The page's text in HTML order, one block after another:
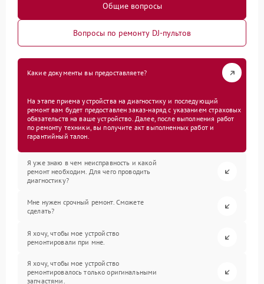
Общие вопросы
Вопросы по ремонту DJ-пультов
Какие документы вы предоставляете?
На этапе приема устройства на диагностику и последующий
ремонт вам будет предоставлен заказ-наряд с указанием страховых
обязательств на ваше устройство. Далее, после выполнения работ
по ремонту техники, вы получите акт выполненных работ и
гарантийный талон.
Я уже знаю в чем неисправность и какой
ремонт необходим. Для чего проводить
диагностику?
Мне нужен срочный ремонт. Сможете
сделать?
Я хочу, чтобы мое устройство
ремонтировали при мне.
Я хочу, чтобы мое устройство
ремонтировалось только оригинальными
запчастями.